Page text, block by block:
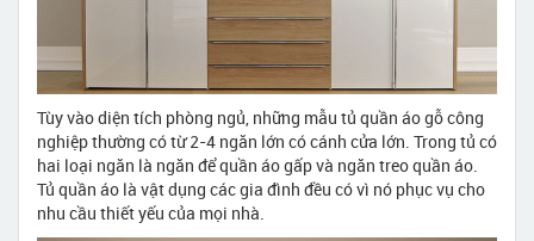
Tùy vào diện tích phòng ngủ, những mẫu tủ quần áo gỗ công
nghiệp thường có từ 2-4 ngăn lớn có cánh cửa lớn. Trong tủ có
hai loại ngăn là ngăn để quần áo gấp và ngăn treo quần áo.
Tủ quần áo là vật dụng các gia đình đều có vì nó phục vụ cho
nhu cầu thiết yếu của mọi nhà.